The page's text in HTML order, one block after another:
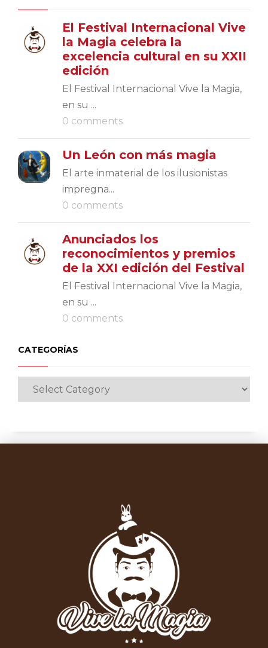
El Festival Internacional Vive
la Magia celebra la
excelencia cultural en su XXII
edición
El Festival Internacional Vive la Magia,
en su ...
0 comments
Un León con más magia
El arte inmaterial de los ilusionistas
impregna...
0 comments
Anunciados los
reconocimientos y premios
de la XXI edición del Festival
El Festival Internacional Vive la Magia,
en su ...
0 comments
CATEGORÍAS